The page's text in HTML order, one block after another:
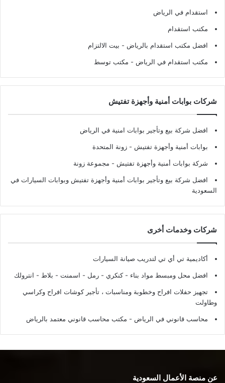
استقدام في الرياض
مكتب استقدام
افضل مكتب استقدام بالرياض - بيت الالتزام
مكتب استقدام في الرياض - مكتب توسط
شركات بوابات أمنية وأجهزة تفتيش
افضل شركة بيع وتأجير بوابات امنية في الرياض
بوابات أمنية وأجهزة تفتيش - زونة المتحدة
شركة بوابات أمنية وأجهزة تفتيش - مجموعة زونة
افضل شركة بيع وتأجير بوابات أمنية وأجهزة تفتيش وبوابات السيارات في
السعودية
شركات وخدمات أخرى
أكاديمية تي أي تي لتدريب صيانة السيارات
افضل محل ومبسط مواد بناء - كنكري - رمل - اسمنت - بلاط - انترولك
تجهيز حفلات افراح وخطوبة ومناسبات ، تأجير كوشات افراح وكراسي
وطاولت
محاسب قانوني في الرياض - مكتب محاسب قانوني معتمد بالرياض
عن منصة الأعمال السعودية